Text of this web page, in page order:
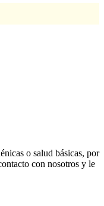
o salud básicas, por
con nosotros y le